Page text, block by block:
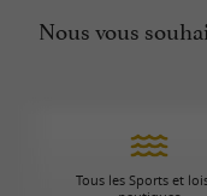
Nous vous
Tous les Sports et